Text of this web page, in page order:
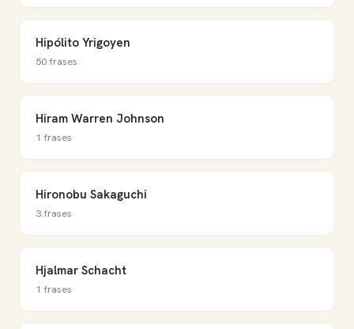
Hipólito Yrigoyen
50 frases
Hiram Warren Johnson
1 frases
Hironobu Sakaguchi
3 frases
Hjalmar Schacht
1 frases